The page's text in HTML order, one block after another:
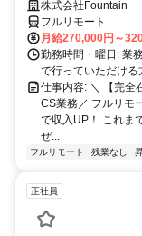
中！株式会社Fountain
フルリモート
月給270,000円～
勤務時間・曜日: 業
で行っていただけ
仕事内容: ＼ 【完全
CS業務／ フルリモ
で収入UP！ これま
ぜ...
フルリモート 残業なし
正社員